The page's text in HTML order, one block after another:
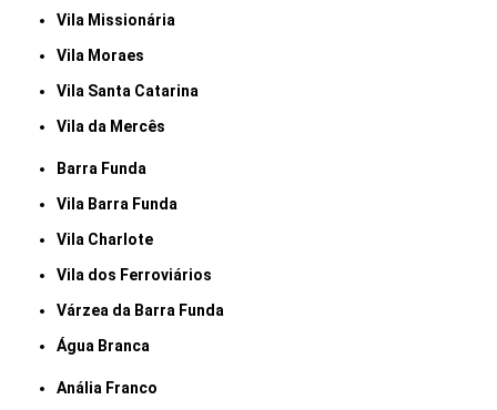
Vila Missionária
Vila Moraes
Vila Santa Catarina
Vila da Mercês
Barra Funda
Vila Barra Funda
Vila Charlote
Vila dos Ferroviários
Várzea da Barra Funda
Água Branca
Anália Franco